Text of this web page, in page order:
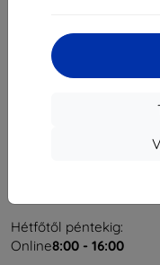
Cégjegyzékszám:
ÁFA-azonosító:
Hétfőtől péntekig:
Online8:00 - 16:00